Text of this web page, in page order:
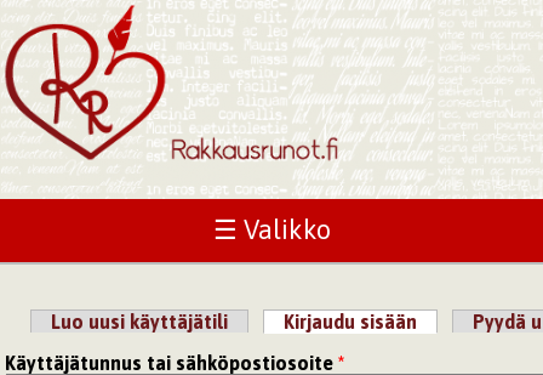
☰ Valikko
Ensisijaiset välilehdet
Luo uusi käyttäjätili Kirjaudu sisään (aktiivinen
Pyydä
Käyttäjätunnus tai sähköpostiosoite*